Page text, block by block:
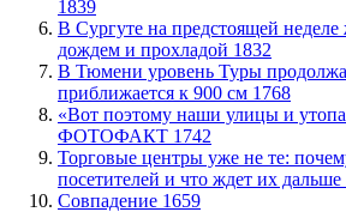
1839
В Сургуте на предстоящей неделе
дождем и прохладой 1832
В Тюмени уровень Туры
приближается к 900 см 1768
«Вот поэтому наши улицы и
ФОТОФАКТ 1742
Торговые центры уже не те:
посетителей и что ждет их дальше
​Совпадение 1659